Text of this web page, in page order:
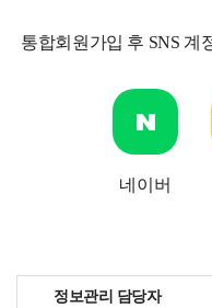
통합회원가입 후 SNS 계
네이버
정보관리 담당자